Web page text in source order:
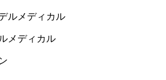
メディカル